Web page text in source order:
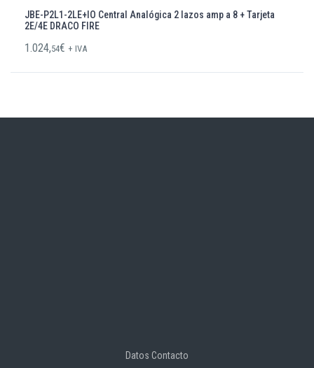
JBE-P2L1-2LE+IO Central Analógica 2 lazos amp a 8 + Tarjeta
2E/4E DRACO FIRE
1.024,54€ + IVA
Datos Contacto